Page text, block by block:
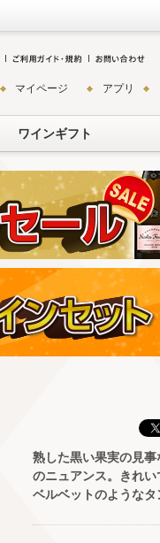
マイページ アプリ
ワインギフト
熟した黒い果実の見
のニュアンス。きれ
ベルベットのようなタ